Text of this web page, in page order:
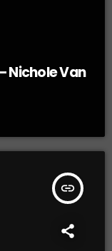
Nichole Van
insert_link